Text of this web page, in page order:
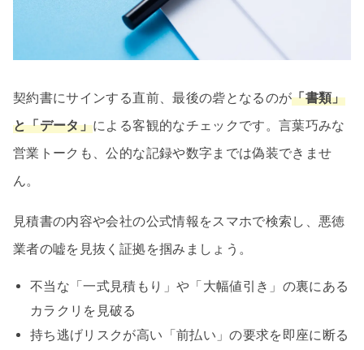
契約書にサインする直前、最後の砦となるのが「書類」
と「データ」による客観的なチェックです。言葉巧みな
営業トークも、公的な記録や数字までは偽装できませ
ん。
見積書の内容や会社の公式情報をスマホで検索し、悪徳
業者の嘘を見抜く証拠を掴みましょう。
不当な「一式見積もり」や「大幅値引き」の裏にある
カラクリを見破る
持ち逃げリスクが高い「前払い」の要求を即座に断る